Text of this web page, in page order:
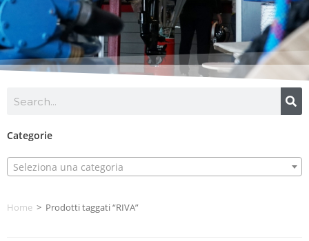
Categorie
Seleziona una categoria
Home > Prodotti taggati “RIVA”